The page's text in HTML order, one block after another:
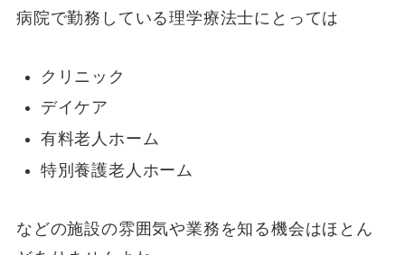
病院で勤務している理学療法士にとっては
クリニック
デイケア
有料老人ホーム
特別養護老人ホーム
などの施設の雰囲気や業務を知る機会はほとん